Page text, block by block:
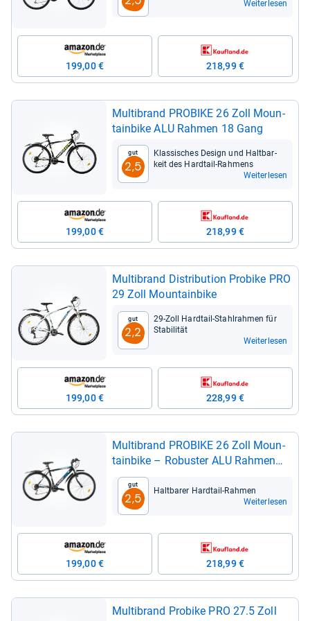
Weiterlesen
199,00 € 218,99 €
Mult­ibrand PRO­BIKE 26 Zoll Moun­
tain­bike ALU Rah­men 18 Gang
Gut
2,5
Klas­si­sches Design und Halt­bar­
keit des Hard­tail-​Rah­mens
Weiterlesen
199,00 € 218,99 €
Mult­ibrand Dis­tri­bu­tion Pro­bike PRO
29 Zoll Moun­tain­bike
Gut
2,2
29-​Zoll Hard­tail-​Stahl­rah­men für
Sta­bi­li­tät
Weiterlesen
199,00 € 228,99 €
Mult­ibrand PRO­BIKE 26 Zoll Moun­
tain­bike – Robus­ter ALU Rah­men
mit 18 Gän­gen
Gut
2,5
Halt­ba­rer Hard­tail-​Rah­men
Weiterlesen
199,00 € 218,99 €
Mult­ibrand Pro­bike PRO 27.5 Zoll